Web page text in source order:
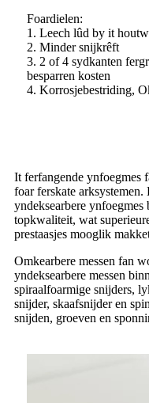
Foardielen:
1. Leech lûd by it
2. Minder snijkrêft
3. 2 of 4 sydkanten
besparren kosten
4. Korrosjebestriding,
It ferfangende ynfoegmes
foar ferskate
yndeksearbere
topkwaliteit, wat
prestaasjes mooglik
Omkearbere messen fan
yndeksearbere messen
spiraalfoarmige snijders,
snijder, skaafsnijder en
snijden, groeven en